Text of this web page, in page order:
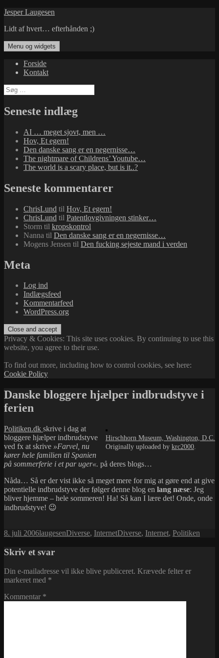
Hop
indhold
Jesper Laugesen
Lidt af hvert… efterhånden ;)
Menu og widgets
Forside
Kontakt
Søg
efter:
Seneste indlæg
AI … meget sjovt, men …
Hov, Et egern!
Den danske sang er en negernisse…
The nightmare of Childrens’ Youtube…
The world is a scary place, but is it..?
Seneste kommentarer
ChrisLund til Hov, Et egern!
ChrisLund til Patentlovgivningen stinker…
Storm til kropskontrol
Nanna til Den danske sang er en negernisse…
Mogens Jensen til Den fucking sejeste mand i verden
Meta
Log ind
Indlægsfeed
Kommentarfeed
WordPress.org
Privacy & Cookies: This site uses cookies. By continuing to use this
website, you agree to their use.
To find out more, including how to control cookies, see here:
Cookie Policy
Danske bloggere hjælper indbrudstyve i
ferien
Hirschhorn Museum, Washington, D.C.
Originally uploaded by krc2000.
Politiken.dk skrive i dag at
bloggere hjælper indbrudstyve
ved fx at skrive »Farvel, nu
kører hele familien til Spanien
på sommerferie i et par uger«. på deres blogs…
Nåda… Så er der vist ikke så meget mere for mig at gøre end at give
potentielle indbrudstyve der følger denne blog en lang næse: Jeg
bliver hjemme – hele sommeren! Ha! Så kan I lære det! Onde, onde
indbrudstyve! 😉
Udgivet
8. juli 2006Forfatter
laugesenKategorier
Diverse, InternetTags
Diverse, Internet, Politiken
Skriv et svar
Din e-mailadresse vil ikke blive publiceret. Krævede felter er
markeret med *
Kommentar *